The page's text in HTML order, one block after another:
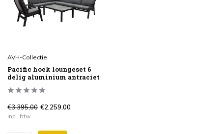
AVH-Collectie
Pacific hoek loungeset 6
delig aluminium antraciet
€3.395,00 €2.259,00
Incl. btw